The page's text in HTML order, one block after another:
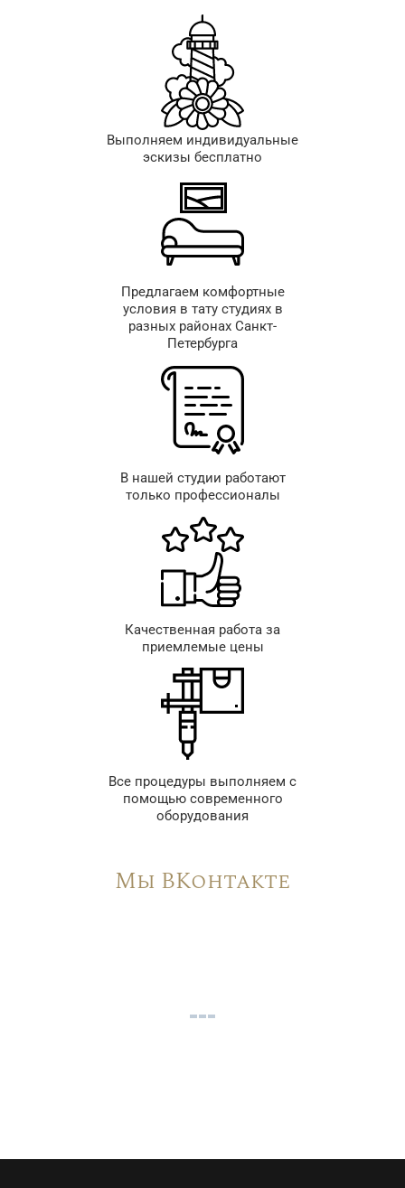
Выполняем индивидуальные
эскизы бесплатно
Предлагаем комфортные
условия в тату студиях в
разных районах Санкт-
Петербурга
В нашей студии работают
только профессионалы
Качественная работа за
приемлемые цены
Все процедуры выполняем с
помощью современного
оборудования
Мы ВКонтакте